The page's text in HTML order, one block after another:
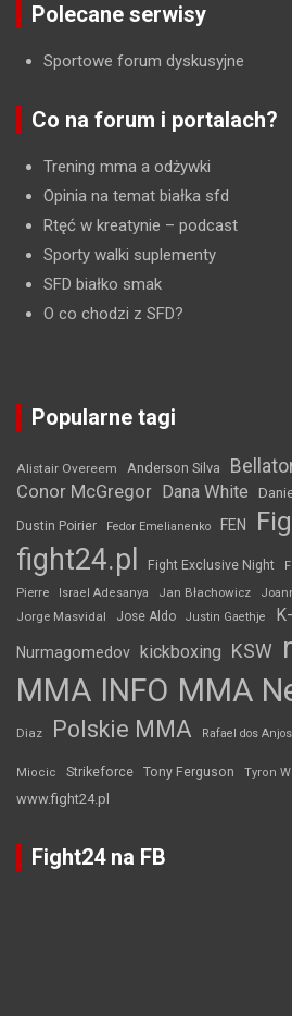
Polecane serwisy
Sportowe forum dyskusyjne
Co na forum i portalach?
Trening mma a odżywki
Opinia na temat białka sfd
Rtęć w kreatynie – podcast
Sporty walki suplementy
SFD białko smak
O co chodzi z SFD?
Popularne tagi
Alistair Overeem Anderson Silva
Conor McGregor Dana White
Dustin Poirier Fedor Emelianenko FEN
fight24.pl Fight Exclusive Night
Pierre
Israel Adesanya Jan Błachowicz
Jorge Masvidal Jose Aldo Justin Gaethje
Nurmagomedov kickboxing KSW
MMA INFO MMA
Diaz Polskie MMA Rafael dos Anjos
Miocic Strikeforce Tony Ferguson Tyron
www.fight24.pl
Fight24 na FB